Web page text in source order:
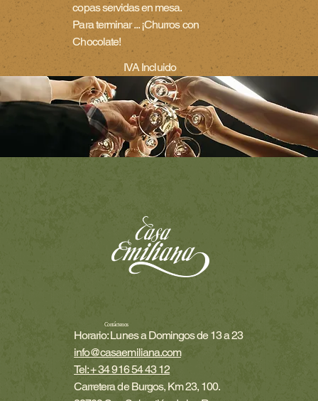
copas servidas en mesa.
Para terminar ... ¡Churros con
Chocolate!
IVA Incluido
Contáctenos
Horario: Lunes a Domingos de 13 a 23
info@casaemiliana.com
Tel: + 34 916 54 43 12
Carretera de Burgos, Km 23, 100.